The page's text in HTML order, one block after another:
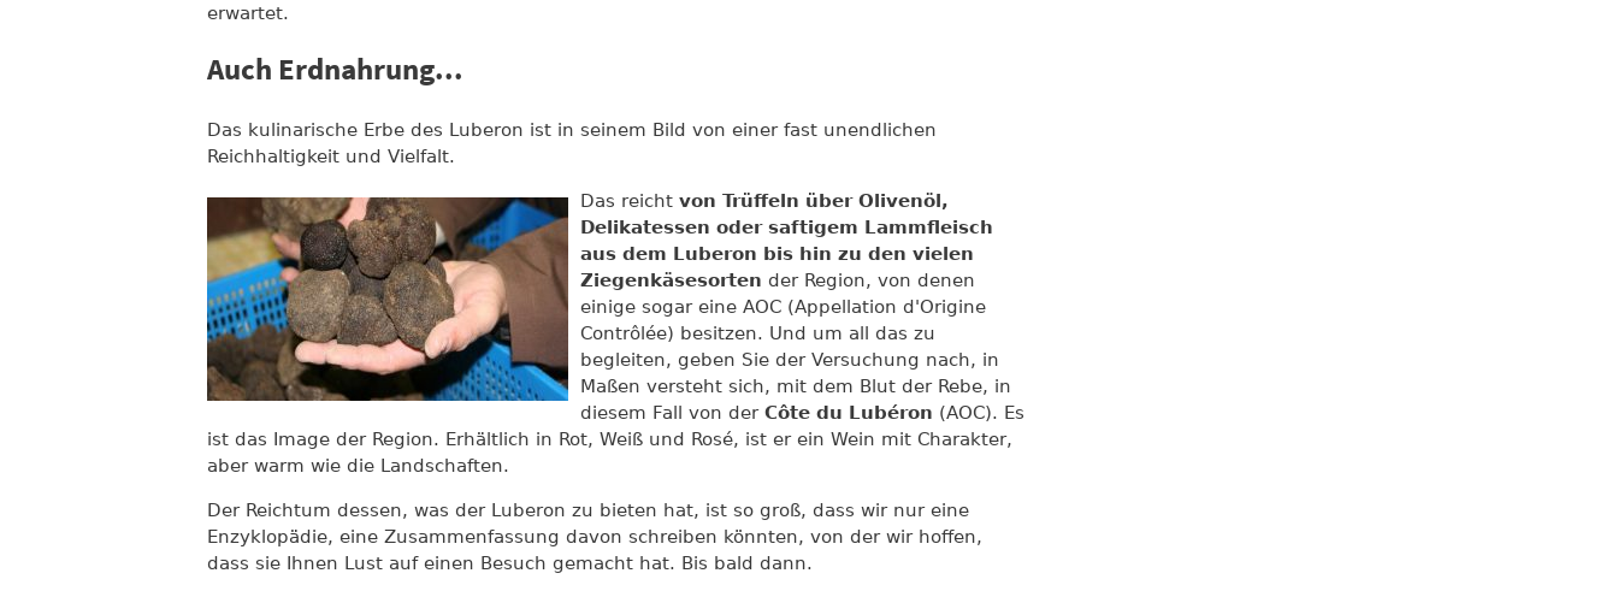
erwartet.
Auch Erdnahrung...
Das kulinarische Erbe des Luberon ist in seinem Bild von einer fast unendlichen
Reichhaltigkeit und Vielfalt.
Das reicht von Trüffeln über Olivenöl,
Delikatessen oder saftigem Lammfleisch
aus dem Luberon bis hin zu den vielen
Ziegenkäsesorten der Region, von denen
einige sogar eine AOC (Appellation d'Origine
Contrôlée) besitzen. Und um all das zu
begleiten, geben Sie der Versuchung nach, in
Maßen versteht sich, mit dem Blut der Rebe, in
diesem Fall von der Côte du Lubéron (AOC). Es
ist das Image der Region. Erhältlich in Rot, Weiß und Rosé, ist er ein Wein mit Charakter,
aber warm wie die Landschaften.
Der Reichtum dessen, was der Luberon zu bieten hat, ist so groß, dass wir nur eine
Enzyklopädie, eine Zusammenfassung davon schreiben könnten, von der wir hoffen,
dass sie Ihnen Lust auf einen Besuch gemacht hat. Bis bald dann.